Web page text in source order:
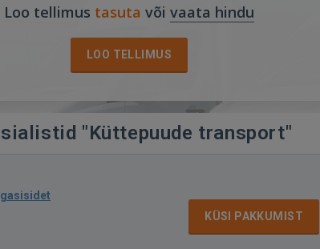
Loo tellimus tasuta või vaata hindu
LOO TELLIMUS
"Küttepuude transport"
KÜSI PAKKUMIST